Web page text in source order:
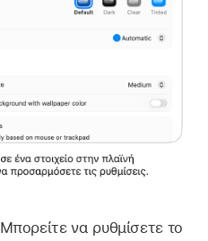
Μπορείτε να ρυθμίσετε το